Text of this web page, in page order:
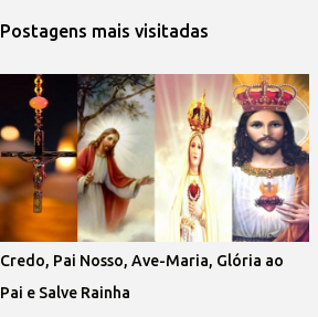
Postagens mais visitadas
Credo, Pai Nosso, Ave-Maria, Glória ao
Pai e Salve Rainha